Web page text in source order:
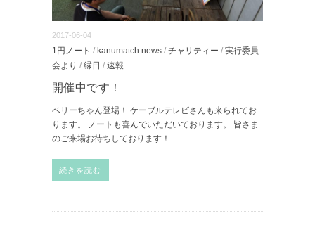
2017-06-04
1円ノート / kanumatch news / チャリティー / 実行委員
会より / 縁日 / 速報
開催中です！
ベリーちゃん登場！ ケーブルテレビさんも来られてお
ります。 ノートも喜んでいただいております。 皆さま
のご来場お待ちしております！ ...
続きを読む